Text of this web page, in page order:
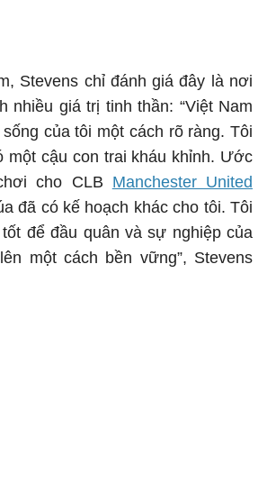
Stevens chỉ đánh giá đây là nơi
nhiều giá trị tinh thần: “Việt Nam
của tôi một cách rõ ràng. Tôi
cậu con trai kháu khỉnh. Ước
cho CLB Manchester United
đã có kế hoạch khác cho tôi. Tôi
để đầu quân và sự nghiệp của
một cách bền vững”, Stevens